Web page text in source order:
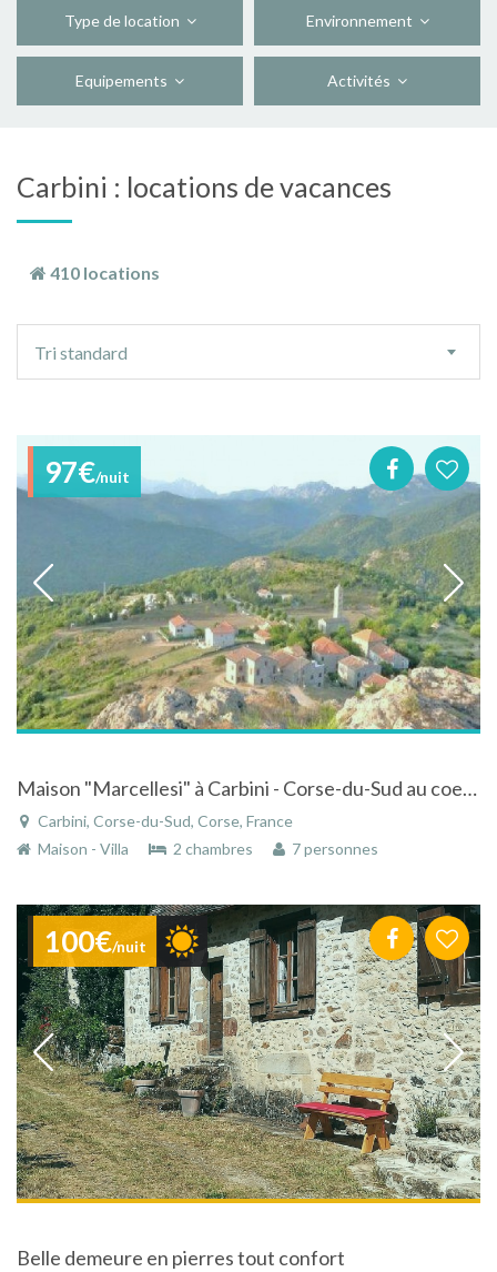
Type de location Environnement
Equipements Activités
Carbini : locations de vacances
410 locations
tri
Tri standard
97€/nuit
Maison "Marcellesi" à Carbini - Corse-du-Sud au coeur du village vue sur les Aiguilles de Bavella
Carbini, Corse-du-Sud, Corse, France
Maison - Villa
2 chambres 7 personnes
100€/nuit
Belle demeure en pierres tout confort